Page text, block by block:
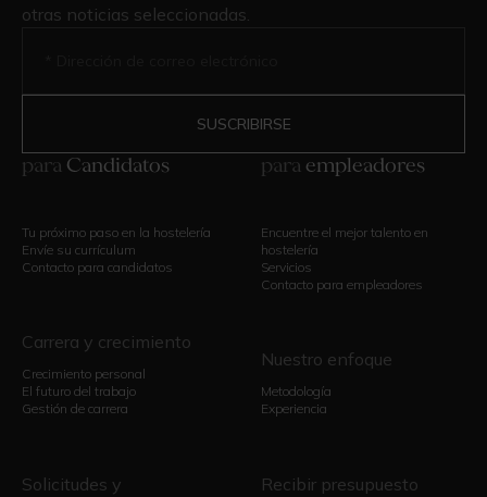
otras noticias seleccionadas.
para Candidatos
Tu próximo paso en la hostelería
Envíe su currículum
Contacto para candidatos
Carrera y crecimiento
Crecimiento personal
El futuro del trabajo
Gestión de carrera
Solicitudes y
para empleadores
Encuentre el mejor talento en
hostelería
Servicios
Contacto para empleadores
Nuestro enfoque
Metodología
Experiencia
Recibir presupuesto